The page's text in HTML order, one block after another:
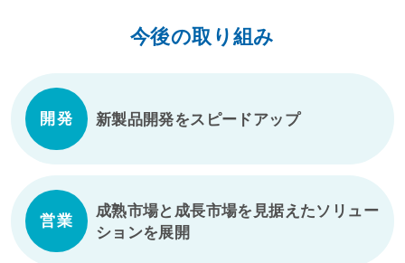
今後の取り組み
開発 新製品開発をスピードアップ
営業
成熟市場と成長市場を見据えたソリュー
ションを展開